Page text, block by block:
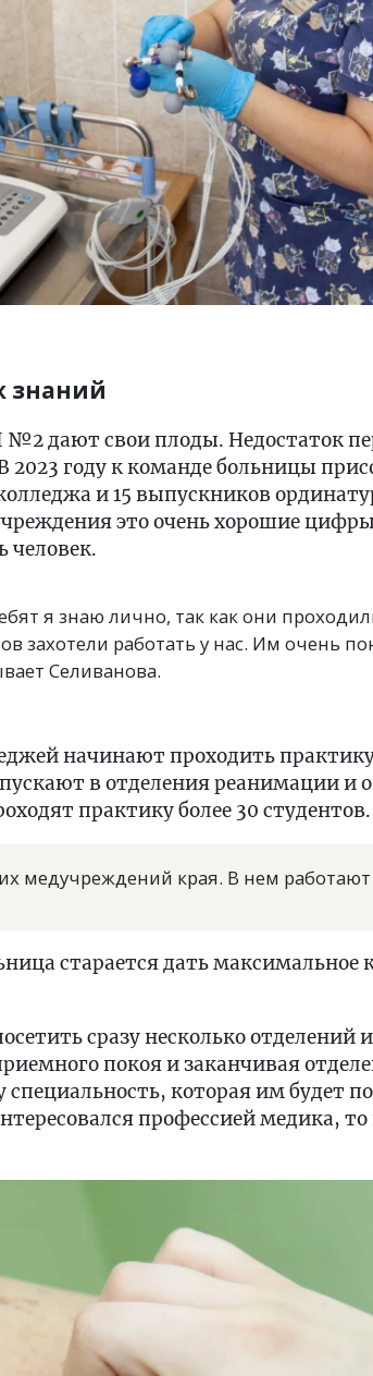
знаний
дают свои плоды. Недостаток
2023 году к команде больницы
и 15 выпускников
это очень хорошие
человек.
я знаю лично, так как они
захотели работать у нас. Им очень
Селиванова.
начинают проходить практику
в отделения реанимации и
практику более 30 студентов.
медучреждений края. В нем работают
старается дать максимальное
сразу несколько отделений
покоя и заканчивая
которая им будет
профессией медика,